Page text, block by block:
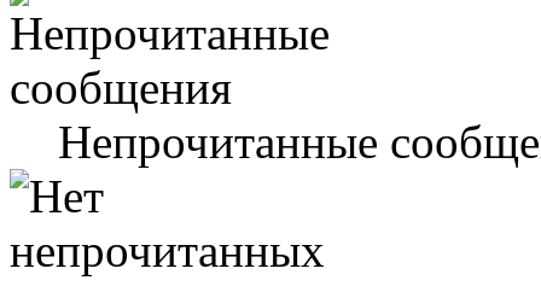
Непрочитанные